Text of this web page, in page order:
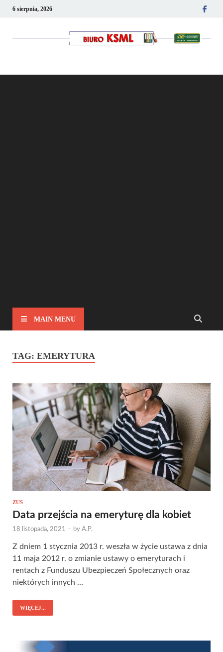
6 sierpnia, 2026
MAIN MENU
TAG: EMERYTURA
ZUS
Data przejścia na emeryturę dla kobiet
18 listopada, 2021 - by A.P.
Z dniem 1 stycznia 2013 r. weszła w życie ustawa z dnia
11 maja 2012 r. o zmianie ustawy o emeryturach i
rentach z Funduszu Ubezpieczeń Społecznych oraz
niektórych innych …
WIĘCEJ...